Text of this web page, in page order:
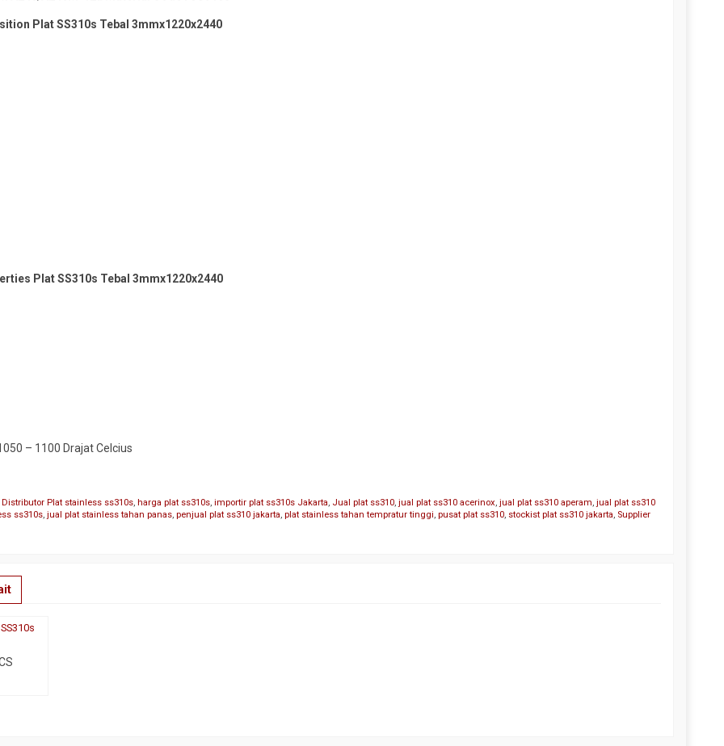
Plat SS310s Tebal 3mmx1220x2440
Plat SS310s Tebal 3mmx1220x2440
– 1100 Drajat Celcius
Distributor Plat stainless ss310s,harga plat ss310s,importir plat ss310s Jakarta, Jual plat ss310,jual plat ss310 acerinox,jual plat ss310 aperam,jual plat ss310
ss310s,jual plat stainless tahan panas,penjual plat ss310 jakarta,plat stainless tahan tempratur tinggi,pusat plat ss310,stockist plat ss310 jakarta, Supplier